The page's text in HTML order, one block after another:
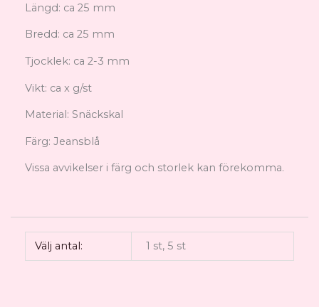
Längd: ca 25 mm
Bredd: ca 25 mm
Tjocklek: ca 2-3 mm
Vikt: ca x g/st
Material: Snäckskal
Färg: Jeansblå
Vissa avvikelser i färg och storlek kan förekomma.
Välj antal: 1 st, 5 st